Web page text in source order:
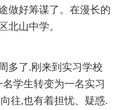
做好筹谋了。在漫长的
北山中学。
多了.刚来到实习学校
学生转变为一名实习
往,也有着担忧、疑惑.